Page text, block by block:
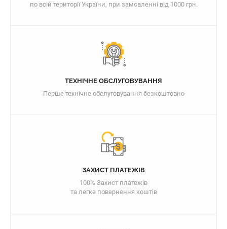
по всій території України, при замовленні від 1000 грн.
ТЕХНІЧНЕ ОБСЛУГОВУВАННЯ
Перше технічне обслуговування безкоштовно
ЗАХИСТ ПЛАТЕЖІВ
100% Захист платежів
та легке повернення коштів